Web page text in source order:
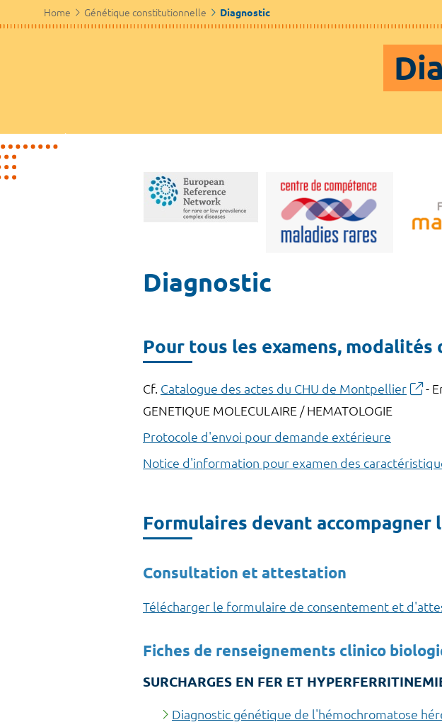
Home Génétique constitutionnelle Diagnostic
Diagnostic
Pour tous les examens,
Cf. Catalogue des actes du CHU de Montpellier
-
GENETIQUE MOLECULAIRE / HEMATOLOGIE
Protocole d'envoi pour demande extérieure
Notice d'information pour examen des
Formulaires devant accompagner
Consultation et attestation
Télécharger le formulaire de consentement et
Fiches de renseignements clinico
SURCHARGES EN FER ET
Diagnostic génétique de l'hémochromatose